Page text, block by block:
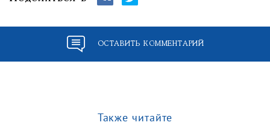
ОСТАВИТЬ КОММЕНТАРИЙ
Также читайте